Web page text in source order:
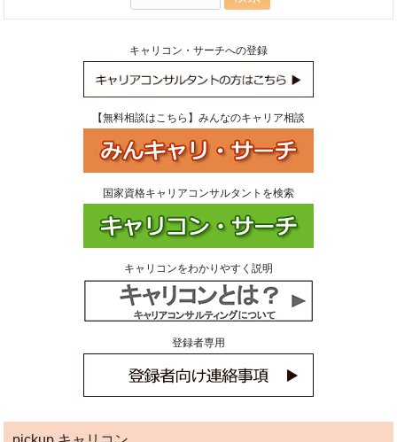
キャリコン・サーチへの登録
【無料相談はこちら】みんなのキャリア相談
国家資格キャリアコンサルタントを検索
キャリコンをわかりやすく説明
登録者専用